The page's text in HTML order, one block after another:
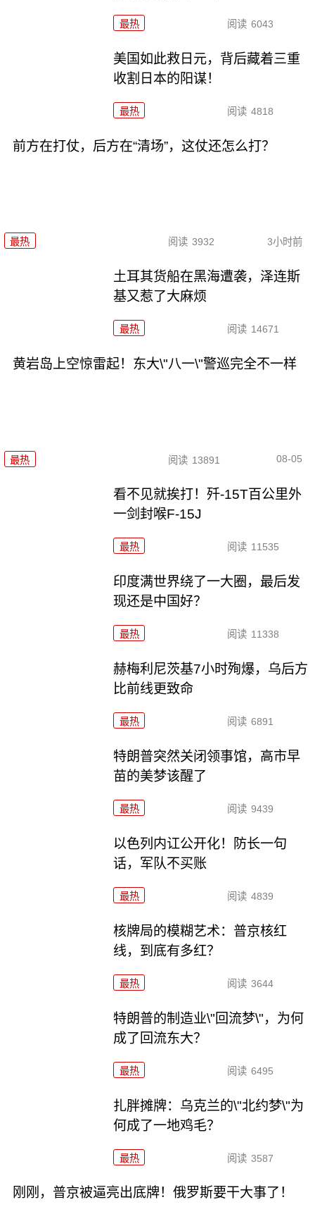
最热 阅读 6043
美国如此救日元，背后藏着三重
收割日本的阳谋！
最热 阅读 4818
前方在打仗，后方在“清场”，这仗还怎么打？
最热 阅读 3932 3小时前
土耳其货船在黑海遭袭，泽连斯
基又惹了大麻烦
最热 阅读 14671
黄岩岛上空惊雷起！东大\"八一\"警巡完全不一样
最热 阅读 13891 08-05
看不见就挨打！歼-15T百公里外
一剑封喉F-15J
最热 阅读 11535
印度满世界绕了一大圈，最后发
现还是中国好？
最热 阅读 11338
赫梅利尼茨基7小时殉爆，乌后方
比前线更致命
最热 阅读 6891
特朗普突然关闭领事馆，高市早
苗的美梦该醒了
最热 阅读 9439
以色列内讧公开化！防长一句
话，军队不买账
最热 阅读 4839
核牌局的模糊艺术：普京核红
线，到底有多红？
最热 阅读 3644
特朗普的制造业\"回流梦\"，为何
成了回流东大？
最热 阅读 6495
扎胖摊牌：乌克兰的\"北约梦\"为
何成了一地鸡毛？
最热 阅读 3587
刚刚，普京被逼亮出底牌！俄罗斯要干大事了！